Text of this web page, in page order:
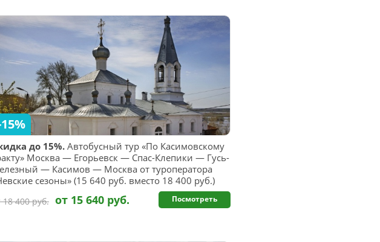
до 15%.Автобусный тур «По Касимовскому
Москва — Егорьевск — Спас-Клепики — Гусь-
— Касимов — Москва от туроператора
сезоны» (15 640 руб. вместо 18 400 руб.)
18 400 руб. от 15 640 руб. Посмотреть